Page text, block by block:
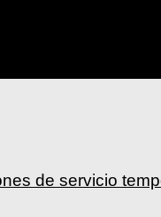
de servicio